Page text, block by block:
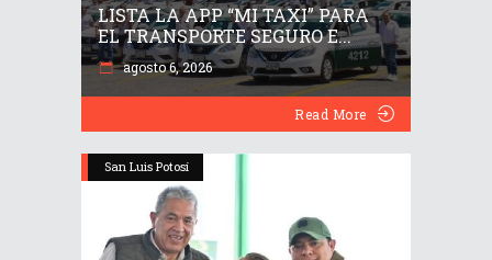
LISTA LA APP “MI TAXI” PARA
EL TRANSPORTE SEGURO E...
agosto 6, 2026
Read More
San Luis Potosí